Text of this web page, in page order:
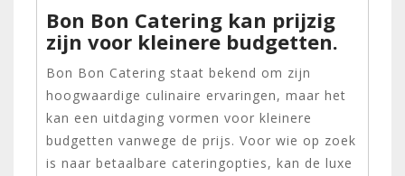
Bon Bon Catering kan prijzig
zijn voor kleinere budgetten.
Bon Bon Catering staat bekend om zijn
hoogwaardige culinaire ervaringen, maar het
kan een uitdaging vormen voor kleinere
budgetten vanwege de prijs. Voor wie op zoek
is naar betaalbare cateringopties, kan de luxe